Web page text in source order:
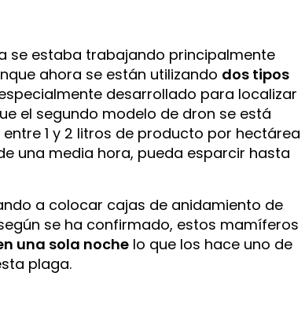
se estaba trabajando principalmente
ahora se están utilizando dos tipos
desarrollado para localizar
el segundo modelo de dron se está
1 y 2 litros de producto por hectárea
una media hora, pueda esparcir hasta
a colocar cajas de anidamiento de
se ha confirmado, estos mamíferos
una sola noche lo que los hace uno de
plaga.